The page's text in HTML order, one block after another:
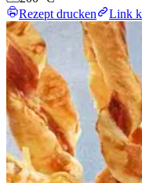
Rezept drucken
Link